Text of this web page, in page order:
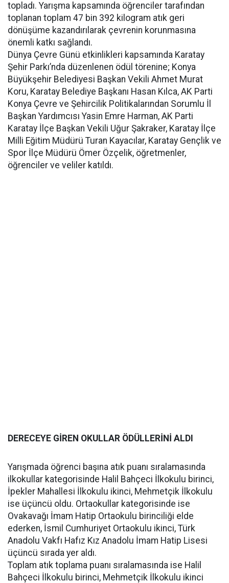
topladı. Yarışma kapsamında öğrenciler tarafından
toplanan toplam 47 bin 392 kilogram atık geri
dönüşüme kazandırılarak çevrenin korunmasına
önemli katkı sağlandı.
Dünya Çevre Günü etkinlikleri kapsamında Karatay
Şehir Parkı’nda düzenlenen ödül törenine; Konya
Büyükşehir Belediyesi Başkan Vekili Ahmet Murat
Koru, Karatay Belediye Başkanı Hasan Kılca, AK Parti
Konya Çevre ve Şehircilik Politikalarından Sorumlu İl
Başkan Yardımcısı Yasin Emre Harman, AK Parti
Karatay İlçe Başkan Vekili Uğur Şakraker, Karatay İlçe
Milli Eğitim Müdürü Turan Kayacılar, Karatay Gençlik ve
Spor İlçe Müdürü Ömer Özçelik, öğretmenler,
öğrenciler ve veliler katıldı.
DERECEYE GİREN OKULLAR ÖDÜLLERİNİ ALDI
Yarışmada öğrenci başına atık puanı sıralamasında
ilkokullar kategorisinde Halil Bahçeci İlkokulu birinci,
İpekler Mahallesi İlkokulu ikinci, Mehmetçik İlkokulu
ise üçüncü oldu. Ortaokullar kategorisinde ise
Ovakavağı İmam Hatip Ortaokulu birinciliği elde
ederken, İsmil Cumhuriyet Ortaokulu ikinci, Türk
Anadolu Vakfı Hafız Kız Anadolu İmam Hatip Lisesi
üçüncü sırada yer aldı.
Toplam atık toplama puanı sıralamasında ise Halil
Bahçeci İlkokulu birinci, Mehmetçik İlkokulu ikinci